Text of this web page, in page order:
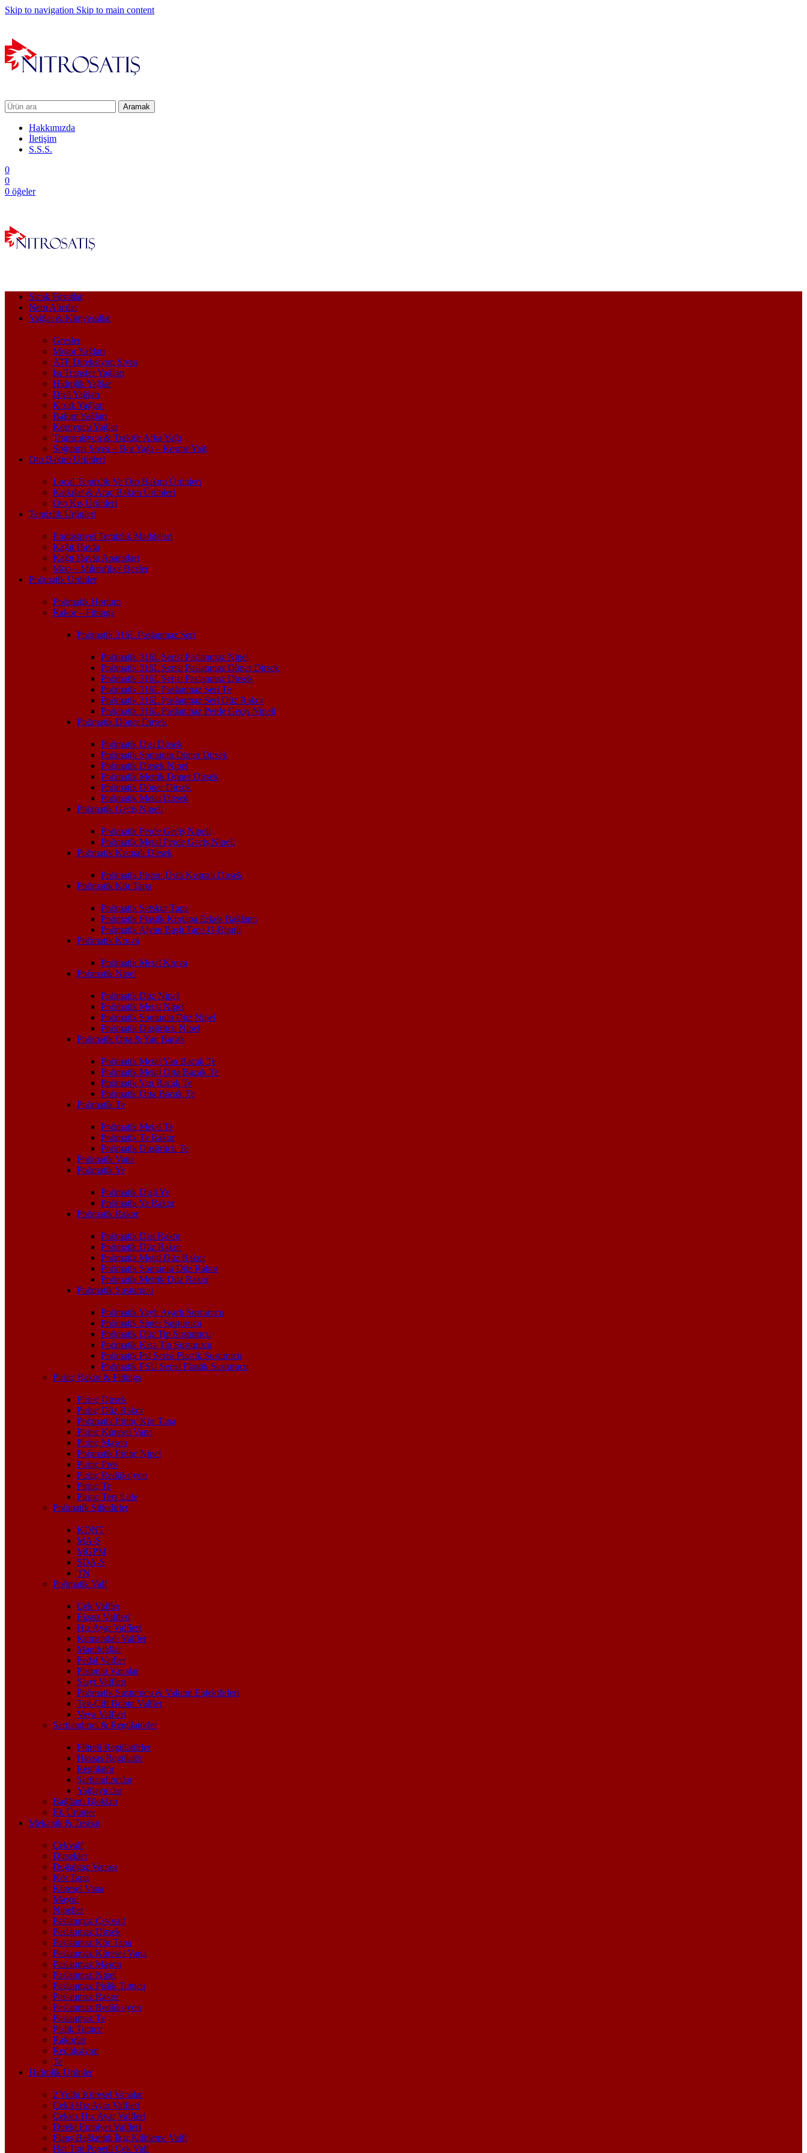
Skip to navigation Skip to main content
Aramak
Hakkımızda
İletişim
S.S.S.
0
0
0 öğeler
Sıcak Fırsatlar
Nem Alıcılar
Yağlar & Kimyasallar
Gresler
Motor Yağları
ATF Direksiyon Sıvısı
Isı Transfer Yağları
Hidrolik Yağlar
Dişli Yağları
Kızak Yağları
Bakım Yağları
Koruyucu Yağlar
Transmisyon & Traktör Arka Yağı
Soğutma Sıvısı – Bor Yağı – Kesme Yağı
Oto Bakım Ürünleri
Local Temizlik Ve Oto Bakım Ürünleri
Katkılar & Araç Bakım Ürünleri
Oto Kış Ürünleri
Temizlik Ürünleri
Endüstriyel Temizlik Maddeleri
Kağıt Havlu
Kağıt Havlu Aparatları
Mop – Mikrofiber Bezler
Pnömatik Ürünler
Pnömatik Hortum
Rakor – Fittings
Pnömatik 316L Paslanmaz Seri
Pnömatik 316L Serisi Paslanmaz Nipel
Pnömatik 316L Serisi Paslanmaz Döner Dirsek
Pnömatik 316L Serisi Paslanmaz Dirsek
Pnömatik 316L Paslanmaz Seri Te
Pnömatik 316L Paslanmaz Seri Düz Rakor
Pnömatik 316L Paslanmaz Perde Geçiş Nipeli
Pnömatik Döner Dirsek
Pnömatik Dişi Dirsek
Pnömatik Somunlu Döner Dirsek
Pnömatik Dirsek Nipel
Pnömatik Metrik Döner Dirsek
Pnömatik Döner Dirsek
Pnömatik Metal Dirsek
Pnömatik Geçiş Nipeli
Pnömatik Perde Geçiş Nipeli
Pnömatik Metal Perde Geçiş Nipeli
Pnömatik Kısmalı Dirsek
Pnömatik Piston Üstü Kısmalı Dirsek
Pnömatik Kör Tapa
Pnömatik Setskur Tapa
Pnömatik Plastik Körtapa Erkek Bağlantı
Pnömatik Alyan Başlı Tapa O-Ringli
Pnömatik Kruva
Pnömatik Metal Kruva
Pnömatik Nipel
Pnömatik Düz Nipel
Pnömatik Metal Nipel
Pnömatik Somunlu Düz Nipel
Pnömatik Düşürücü Nipel
Pnömatik Orta & Yan Bacak
Pnömatik Metal Yan Bacak Te
Pnömatik Metal Orta Bacak Te
Pnömatik Yan Bacak Te
Pnömatik Orta Bacak Te
Pnömatik Te
Pnömatik Metal Te
Pnömatik Te Rakor
Pnömatik Düşürücü Te
Pnömatik Vana
Pnömatik Ye
Pnömatik Dişli Ye
Pnömatik Ye Rakor
Pnömatik Rakor
Pnömatik Dişi Rakor
Pnömatik Düz Rakor
Pnömatik Metal Düz Rakor
Pnömatik Somunlu Düz Rakor
Pnömatik Metrik Düz Rakor
Pnömatik Susturucu
Pnömatik Yaylı Ayarlı Susturucu
Pnömatik Sinter Susturucu
Pnömatik Düz Tip Susturucu
Pnömatik Kısa Tip Susturucu
Pnömatik Psl Serisi Plastik Susturucu
Pnömatik PSU Serisi Plastik Susturucu
Pirinç Rakor & Fittings
Pirinç Dirsek
Pirinç Düz Rakor
Pnömatik Pirinç Kör Tapa
Pirinç Küresel Vana
Pirinç Maşon
Pnömatik Pirinç Nipel
Pirinç Pres
Pirinç Redüksiyon
Pirinç Te
Pirinç Ters Lüle
Pnömatik Silindirler
KDNT
MA-S
MGPM
SDA-S
TN
Pnömatik Valf
Çek Valfler
Eksoz Valfleri
Hız Ayar Valfleri
Kumandalı Valfler
Manifoldlar
Pedal Valfler
Pistonlu Vanalar
Slayt Valfleri
Pnömatik Susturucu & Vakum Enjektörleri
Tek-Çift Bobin Valfler
Veya Valfleri
Şartlandırıcı & Regülatörler
Filtreli Regülatörler
Hassas Regülatör
Regülatör
Şartlandırıcılar
Yağlayıcılar
Bağlantı Blokları
Ek Ürünler
Mekanik & Tesisat
Çekvalf
Dirsekler
Doğalgaz Vanası
Kör Tapa
Küresel Vana
Maşon
Nipeller
Paslanmaz Çekvalf
Paslanmaz Dirsek
Paslanmaz Kör Tapa
Paslanmaz Küresel Vana
Paslanmaz Maşon
Paslanmaz Nipel
Paslanmaz Pislik Tutucu
Paslanmaz Rakor
Paslanmaz Redüksiyon
Paslanmaz Te
Pislik Tutucu
Rakorlar
Redüksiyon
Te
Hidrolik Ürünler
2 Yollu Küresel Vanalar
Çekli Hız Ayar Valfleri
Çeksiz Hız Ayar Valfleri
Direkt Emniyet Valfleri
Flanş Bağlantılı İkiz Kilitleme Valfi
Hat Tipi Popetli Çek Valf